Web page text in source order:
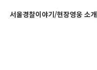
서울경찰이야기/현장영웅 소개